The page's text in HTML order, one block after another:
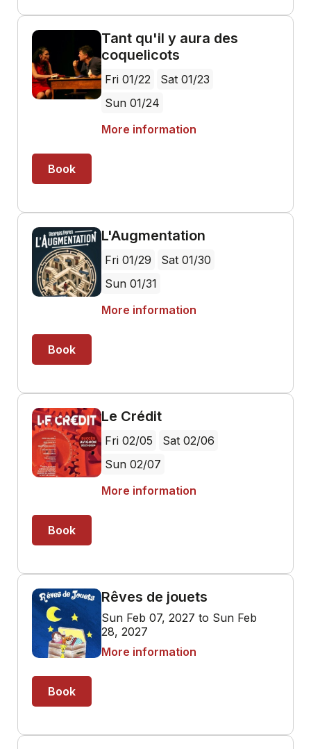
Tant qu'il y aura des
coquelicots
Fri 01/22
Sat 01/23
Sun 01/24
More information
Book
L'Augmentation
Fri 01/29
Sat 01/30
Sun 01/31
More information
Book
Le Crédit
Fri 02/05
Sat 02/06
Sun 02/07
More information
Book
Rêves de jouets
Sun Feb 07, 2027 to Sun Feb
28, 2027
More information
Book